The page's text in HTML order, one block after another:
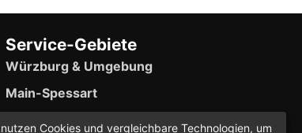
Service-Gebiete
Würzburg & Umgebung
Main-Spessart
Erlabrunn (Hauptsitz)
Cookies und vergleichbare Technologien, um